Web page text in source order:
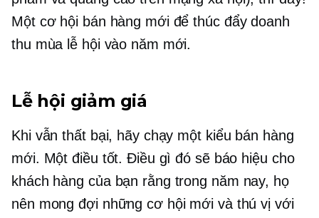
Một cơ hội bán hàng mới để thúc đẩy doanh
thu mùa lễ hội vào năm mới.
Lễ hội giảm giá
Khi vẫn thất bại, hãy chạy một kiểu bán hàng
mới. Một điều tốt. Điều gì đó sẽ báo hiệu cho
khách hàng của bạn rằng trong năm nay, họ
nên mong đợi những cơ hội mới và thú vị với